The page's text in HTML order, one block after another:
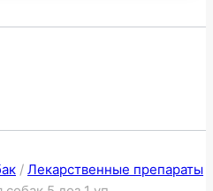
/ Лекарственные препараты